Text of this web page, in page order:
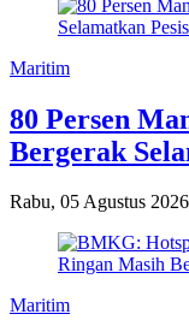
Maritim
80 Persen
Bergerak
Rabu, 05 Agustus
Maritim